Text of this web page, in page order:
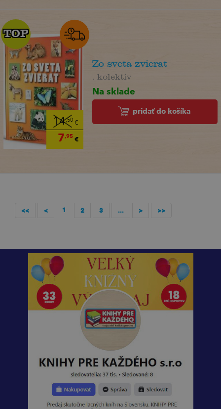
14,50€
7,95€
TOP
TOP
Zo sveta zvierat
. kolektív
Na sklade
pridať do košíka
<< < 1 2 3 ... > >>